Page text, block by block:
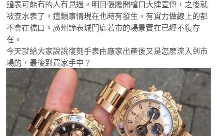
鐘表可能有的人有見過。明目張膽開檔口大肆宣傳，之後就
被查水表了。這類事情現在也時有發生。有實力做線上的都
不會在檔口。廣州鐘表城門庭若市的場景實在已經不復存
在。
今天就給大家說說復刻手表由廠家出產後又是怎麽流入到市
場的，最後到買家手中？